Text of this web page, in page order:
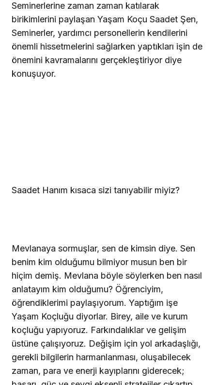
Seminerlerine zaman zaman katılarak
birikimlerini paylaşan Yaşam Koçu Saadet Şen,
Seminerler, yardımcı personellerin kendilerini
önemli hissetmelerini sağlarken yaptıkları işin de
önemini kavramalarını gerçekleştiriyor diye
konuşuyor.
Saadet Hanım kısaca sizi tanıyabilir miyiz?
Mevlanaya sormuşlar, sen de kimsin diye. Sen
benim kim olduğumu bilmiyor musun ben bir
hiçim demiş. Mevlana böyle söylerken ben nasıl
anlatayım kim olduğumu? Öğrenciyim,
öğrendiklerimi paylaşıyorum. Yaptığım işe
Yaşam Koçluğu diyorlar. Birey, aile ve kurum
koçluğu yapıyoruz. Farkındalıklar ve gelişim
üstüne çalışıyoruz. Değişim için yol arkadaşlığı,
gerekli bilgilerin harmanlanması, oluşabilecek
zaman, para ve enerji kayıplarını giderecek;